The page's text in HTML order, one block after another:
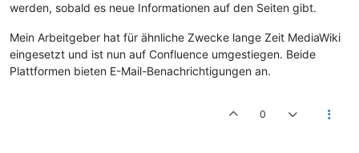
werden, sobald es neue Informationen auf den Seiten gibt.
Mein Arbeitgeber hat für ähnliche Zwecke lange Zeit MediaWiki
eingesetzt und ist nun auf Confluence umgestiegen. Beide
Plattformen bieten E-Mail-Benachrichtigungen an.
0